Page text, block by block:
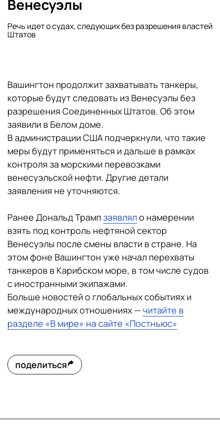
Венесуэлы
Речь идет о судах, следующих без разрешения властей
Штатов
Вашингтон продолжит захватывать танкеры,
которые будут следовать из Венесуэлы без
разрешения Соединенных Штатов. Об этом
заявили в Белом доме.
В администрации США подчеркнули, что такие
меры будут применяться и дальше в рамках
контроля за морскими перевозками
венесуэльской нефти. Другие детали
заявления не уточняются.
Ранее Дональд Трамп заявляло намерении
взять под контроль нефтяной сектор
Венесуэлы после смены власти в стране. На
этом фоне Вашингтон уже начал перехваты
танкеров в Карибском море, в том числе судов
с иностранными экипажами.
Больше новостей о глобальных событиях и
международных отношениях — читайте в
разделе «В мире» на сайте «Постньюс»
поделиться